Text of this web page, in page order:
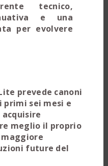
tecnico,
e una
per evolvere
prevede canoni
primi sei mesi e
meglio il proprio
future del